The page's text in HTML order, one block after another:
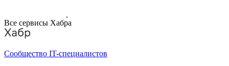
Все сервисы Хабра
Сообщество IT-специалистов